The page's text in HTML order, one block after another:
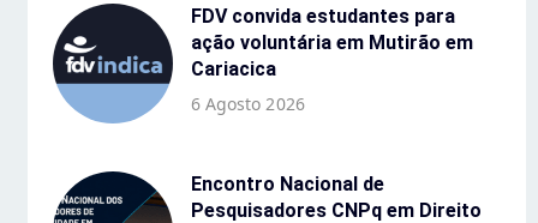
FDV convida estudantes para
ação voluntária em Mutirão em
Cariacica
6 Agosto 2026
Encontro Nacional de
Pesquisadores CNPq em Direito